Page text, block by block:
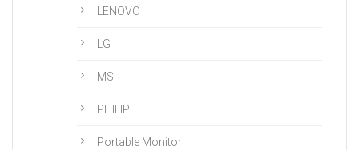
LENOVO
LG
MSI
PHILIP
Portable Monitor